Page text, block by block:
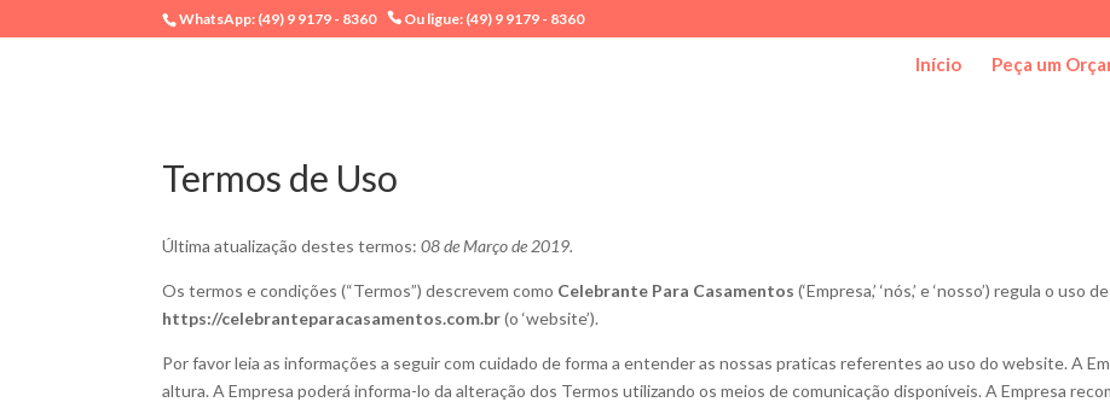
WhatsApp: (49) 9 9179 - 8360 Ou ligue: (49) 9 9179 - 8360
Início Peça um
Termos de Uso
Última atualização destes termos:08 de Março de 2019.
Os termos e condições (“Termos”) descrevem como Celebrante Para Casamentos (‘Empresa,’ ‘nós,’ e ‘nosso’) regula o uso
https://celebranteparacasamentos.com.br(o ‘website’).
Por favor leia as informações a seguir com cuidado de forma a entender as nossas praticas referentes ao uso do website. A
altura. A Empresa poderá informa-lo da alteração dos Termos utilizando os meios de comunicação disponíveis. A Empresa